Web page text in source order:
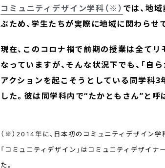
コミュニティデザイン学科（※） では、地
ぶため、学生たちが実際に地域に関わらせ
現在、このコロナ禍で前期の授業は全て リ
なっていますが、そんな状況下でも、「自
アクションを起こそうとしている同学科3
した。彼は同学科内で“たかともさん”と呼
（※）2014年に、日本初のコミュニティデザイン
「コミュニティデザイン」はコミュニティデザイ
た。